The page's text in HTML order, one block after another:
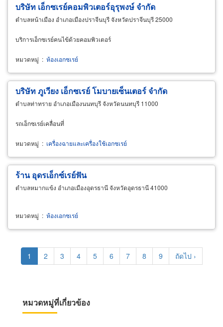
บริษัท เอ็กซเรย์คอมพิวเตอร์อุรุพงษ์ จำกัด
ตำบลหน้าเมือง อำเภอเมืองปราจีนบุรี จังหวัดปราจีนบุรี 25000
บริการเอ็กซเรย์คนไข้ด้วยคอมพิวเตอร์
หมวดหมู่ : ห้องเอกซเรย์
บริษัท ภูเวียง เอ็กซเรย์โมบายเซ็นเตอร์ จำกัด
ตำบลท่าทราย อำเภอเมืองนนทบุรี จังหวัดนนทบุรี 11000
รถเอ็กซเรย์เคลื่อนที่
หมวดหมู่ : เครื่องฉายและเครื่องใช้เอกซเรย์
ร้าน อุดรเอ็กซ์เรย์ฟัน
ตำบลหมากแข้ง อำเภอเมืองอุดรธานี จังหวัดอุดรธานี 41000
หมวดหมู่ : ห้องเอกซเรย์
Pagination
Current
page
1 Page
2 Page
3 Page
4 Page
5 Page
6 Page
7 Page
8 Page
9
Next
page
ถัดไป ›
หมวดหมู่ที่เกี่ยวข้อง